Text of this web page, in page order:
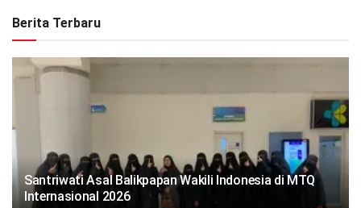
Berita Terbaru
Santriwati Asal Balikpapan Wakili Indonesia di MTQ
Internasional 2026